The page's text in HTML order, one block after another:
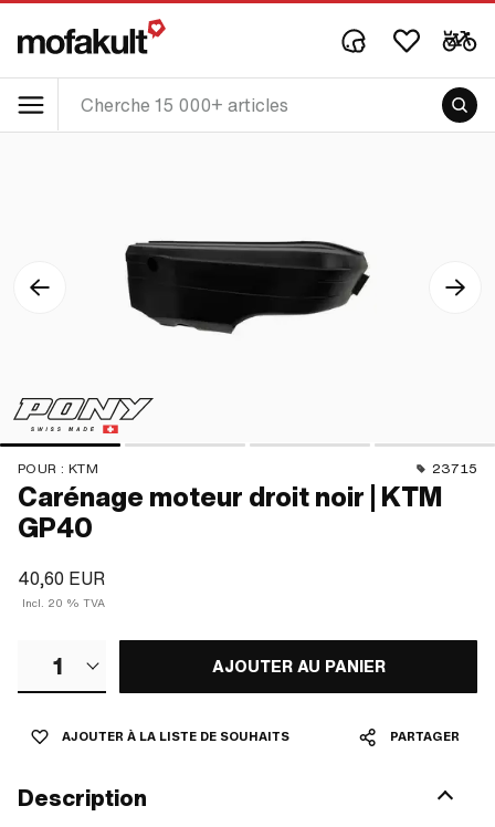
POUR : KTM 23715
Carénage moteur droit noir | KTM
GP40
40,60 EUR
Incl. 20 % TVA
1 AJOUTER AU PANIER
AJOUTER À LA LISTE DE SOUHAITS PARTAGER
Description